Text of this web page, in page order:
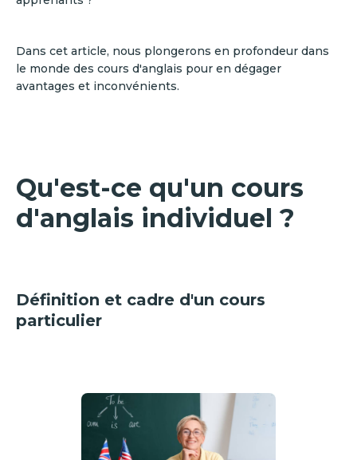
Dans cet article, nous plongerons en profondeur dans
le monde des cours d'anglais pour en dégager
avantages et inconvénients.
Qu'est-ce qu'un cours
d'anglais individuel ?
Définition et cadre d'un cours
particulier